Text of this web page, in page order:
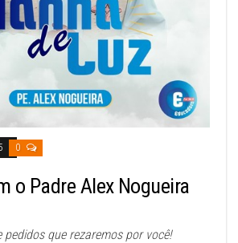
0
o Padre Alex Nogueira
pedidos que rezaremos por você!